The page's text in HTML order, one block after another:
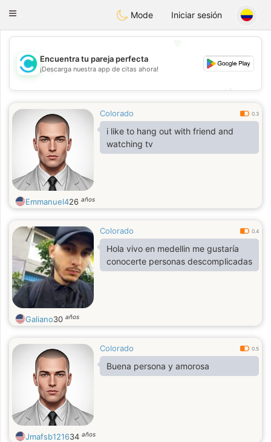
olombiaCitas
Toggle
Mode Iniciar sesión
💖
💕
Encuentra tu pareja perfecta
¡Descarga nuestra app de citas ahora!
Colorado 0.3
i like to hang out with friend and
watching tv
Emmanuel426 años
Colorado 0.4
Hola vivo en medellin me gustaría
conocerte personas descomplicadas
Galiano30 años
Colorado 0.5
Buena persona y amorosa
Jmafsb121634 años